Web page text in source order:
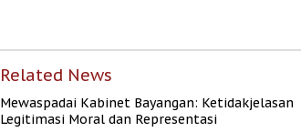
Related News
Mewaspadai Kabinet Bayangan: Ketidakjelasan
Legitimasi Moral dan Representasi